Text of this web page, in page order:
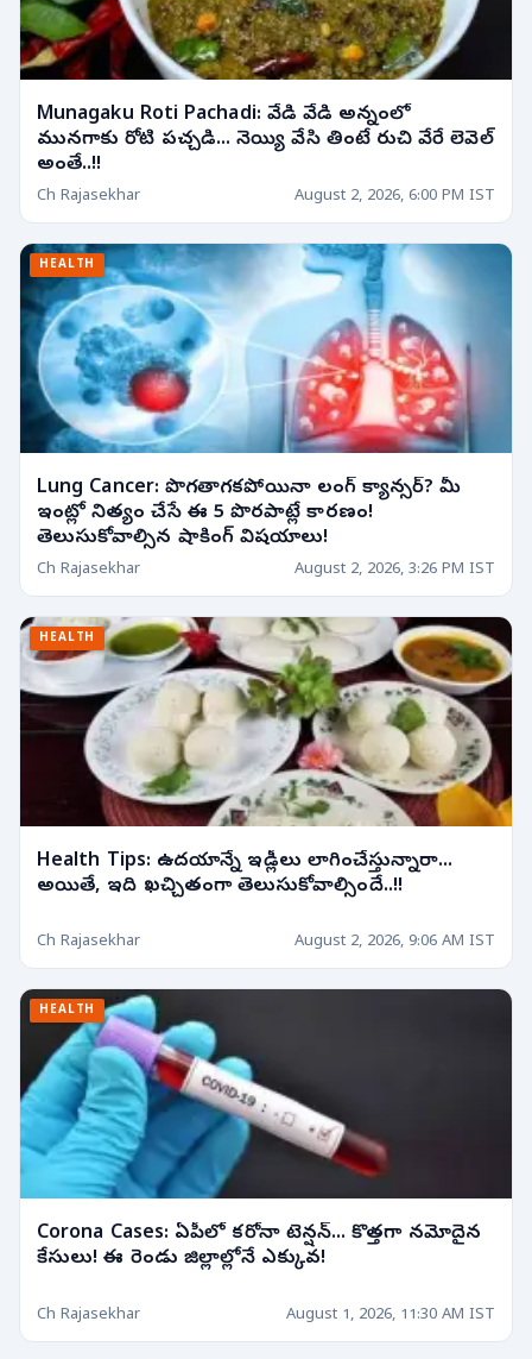
Munagaku Roti Pachadi: వేడి వేడి అన్నంలో
మునగాకు రోటి పచ్చడి... నెయ్యి వేసి తింటే రుచి వేరే లెవెల్
అంతే..!!
Ch Rajasekhar August 2, 2026, 6:00 PM IST
HEALTH
Lung Cancer: పొగతాగకపోయినా లంగ్ క్యాన్సర్? మీ
ఇంట్లో నిత్యం చేసే ఈ 5 పొరపాట్లే కారణం!
తెలుసుకోవాల్సిన షాకింగ్ విషయాలు!
Ch Rajasekhar August 2, 2026, 3:26 PM IST
HEALTH
Health Tips: ఉదయాన్నే ఇడ్లీలు లాగించేస్తున్నారా...
అయితే, ఇది ఖచ్చితంగా తెలుసుకోవాల్సిందే..!!
Ch Rajasekhar August 2, 2026, 9:06 AM IST
HEALTH
Corona Cases: ఏపీలో కరోనా టెన్షన్... కొత్తగా నమోదైన
కేసులు! ఈ రెండు జిల్లాల్లోనే ఎక్కువ!
Ch Rajasekhar August 1, 2026, 11:30 AM IST